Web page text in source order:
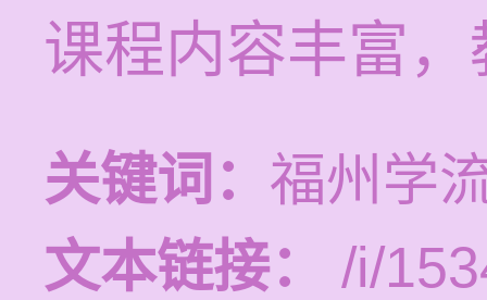
课程内容丰富
关键词： 福州学
文本链接：
/i/